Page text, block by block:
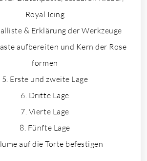
Royal Icing
& Erklärung der Werkzeuge
aufbereiten und Kern der Rose
formen
Erste und zweite Lage
Dritte Lage
Vierte Lage
Fünfte Lage
auf die Torte befestigen